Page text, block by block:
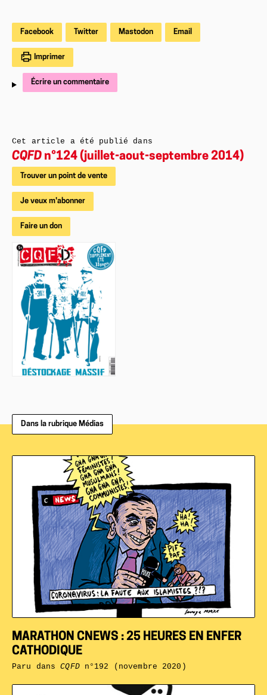
Facebook Twitter Mastodon Email
Imprimer
Écrire un commentaire
Cet article a été publié dans
CQFD n°124 (juillet-aout-septembre 2014)
Trouver un point de vente
Je veux m'abonner
Faire un don
Dans la rubrique Médias
MARATHON CNEWS : 25 HEURES EN ENFER
CATHODIQUE
Paru dansCQFDn°192 (novembre 2020)